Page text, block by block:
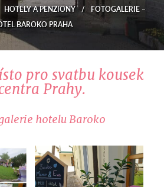
HOTELY A PENZIONY /
FOTOGALERIE –
BAROKO PRAHA
pro svatbu kousek
Prahy.
hotelu Baroko